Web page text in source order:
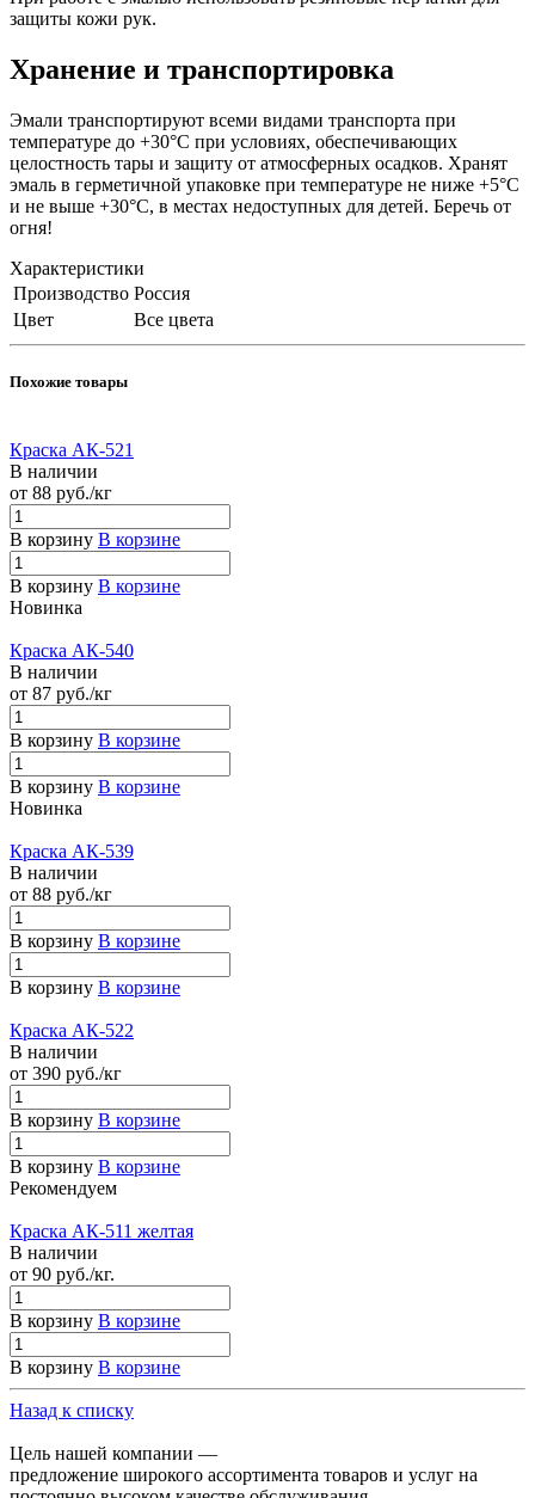
защиты кожи рук.
Хранение и транспортировка
Эмали транспортируют всеми видами транспорта при
температуре до +30°С при условиях, обеспечивающих
целостность тары и защиту от атмосферных осадков. Хранят
эмаль в герметичной упаковке при температуре не ниже +5°С
и не выше +30°С, в местах недоступных для детей. Беречь от
огня!
Характеристики
Производство Россия
Цвет
Все цвета
Похожие товары
Краска АК-521
В наличии
от 88 руб./кг
В корзину В корзине
В корзину В корзине
Новинка
Краска АК-540
В наличии
от 87 руб./кг
В корзину В корзине
В корзину В корзине
Новинка
Краска АК-539
В наличии
от 88 руб./кг
В корзину В корзине
В корзину В корзине
Краска АК-522
В наличии
от 390 руб./кг
В корзину В корзине
В корзину В корзине
Рекомендуем
Краска АК-511 желтая
В наличии
от 90 руб./кг.
В корзину В корзине
В корзину В корзине
Назад к списку
Цель нашей компании —
предложение широкого ассортимента товаров и услуг на